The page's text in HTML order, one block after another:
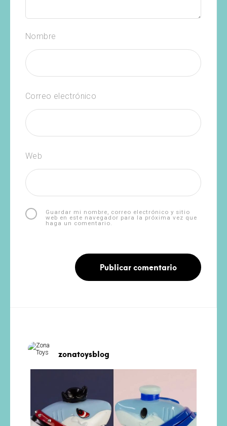
Nombre
Correo electrónico
Web
Guardar mi nombre, correo electrónico y sitio
web en este navegador para la próxima vez que
haga un comentario.
zonatoysblog